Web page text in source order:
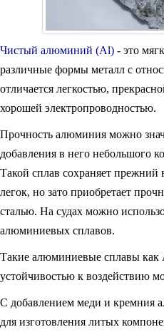
Чистый алюминий (Al) - это
различные формы металл с
отличается легкостью,
хорошей электропроводностью.
Прочность алюминия можно
добавления в него небольшого
Такой сплав сохраняет
легок, но зато приобретает
сталью. На судах можно
алюминиевых сплавов.
Такие алюминиевые сплавы
устойчивостью к воздействию
С добавлением меди и кремния
для изготовления литых